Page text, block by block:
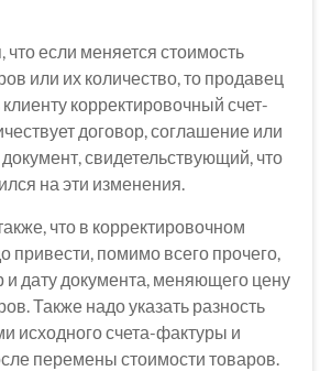
если меняется стоимость
или их количество, то продавец
корректировочный счет-
договор, соглашение или
свидетельствующий, что
на эти изменения.
что в корректировочном
привести, помимо всего прочего,
дату документа, меняющего цену
Также надо указать разность
исходного счета-фактуры и
перемены стоимости товаров.